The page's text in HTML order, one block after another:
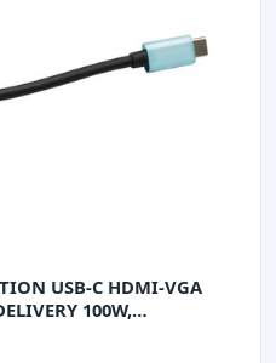
USB-C HDMI-VGA
100W,